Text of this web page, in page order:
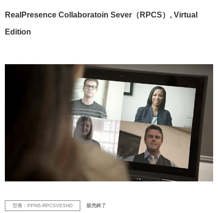
RealPresence Collaboratoin Sever（RPCS）, Virtual
Edition
型番：PPNS-RPCSVE5HD 販売終了